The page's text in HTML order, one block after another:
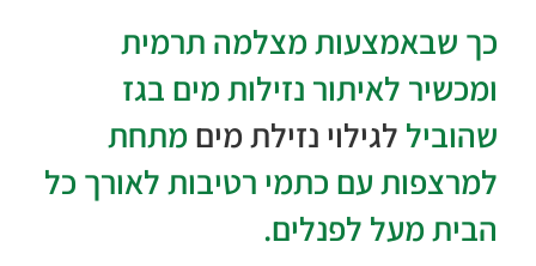
כך שבאמצעות מצלמה תרמית
ומכשיר לאיתור נזילות מים בגז
שהוביל לגילוי נזילת מיםמתחת
למרצפות עם כתמי רטיבות לאורך כל
הבית מעל לפנלים.